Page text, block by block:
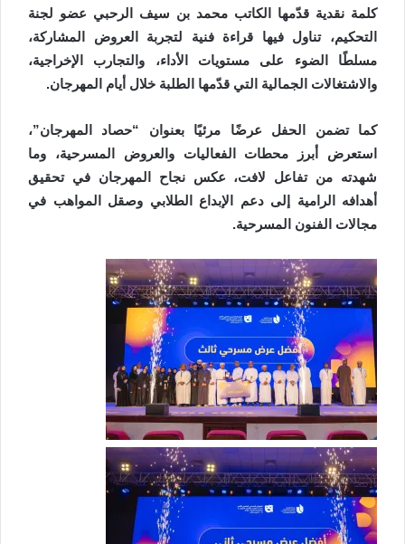
كلمة نقدية قدّمها الكاتب محمد بن سيف الرحبي عضو لجنة
التحكيم، تناول فيها قراءة فنية لتجربة العروض المشاركة،
مسلطًا الضوء على مستويات الأداء، والتجارب الإخراجية،
والاشتغالات الجمالية التي قدّمها الطلبة خلال أيام المهرجان.
كما تضمن الحفل عرضًا مرئيًا بعنوان “حصاد المهرجان”،
استعرض أبرز محطات الفعاليات والعروض المسرحية، وما
شهدته من تفاعل لافت، عكس نجاح المهرجان في تحقيق
أهدافه الرامية إلى دعم الإبداع الطلابي وصقل المواهب في
مجالات الفنون المسرحية.